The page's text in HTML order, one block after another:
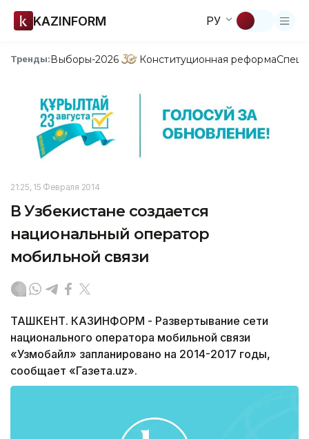
KAZINFORM РУ
Тренды:Выборы-2026 Конституционная реформа
21:25, 15 Февраля 2014
В Узбекистане создается
национальный оператор
мобильной связи
ТАШКЕНТ. КАЗИНФОРМ - Развертывание сети
национального оператора мобильной связи
«Узмобайл» запланировано на 2014-2017 годы,
сообщает «Газета.uz».